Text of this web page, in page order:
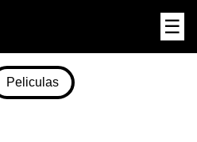
☰
Peliculas